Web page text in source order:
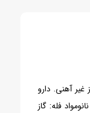
آهنی. دارو
فله: گاز